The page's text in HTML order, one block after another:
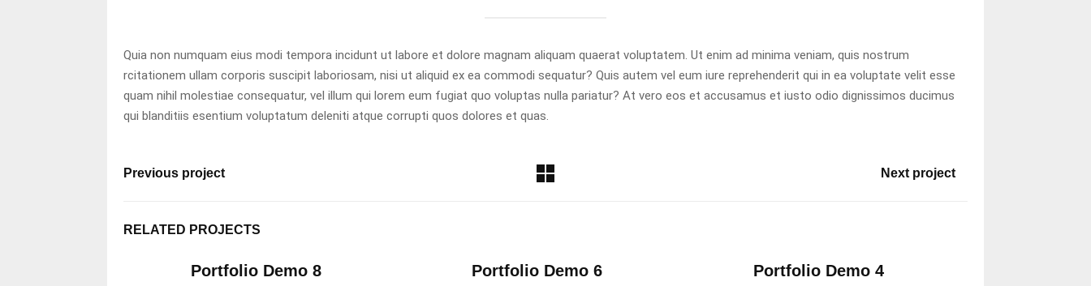
Quia non numquam eius modi tempora incidunt ut labore et dolore magnam aliquam quaerat voluptatem. Ut enim ad minima veniam, quis nostrum
rcitationem ullam corporis suscipit laboriosam, nisi ut aliquid ex ea commodi sequatur? Quis autem vel eum iure reprehenderit qui in ea voluptate velit esse
quam nihil molestiae consequatur, vel illum qui lorem eum fugiat quo voluptas nulla pariatur? At vero eos et accusamus et iusto odio dignissimos ducimus
qui blanditiis esentium voluptatum deleniti atque corrupti quos dolores et quas.
Previous project Next project
RELATED PROJECTS
Portfolio Demo 8 Portfolio Demo 6 Portfolio Demo 4